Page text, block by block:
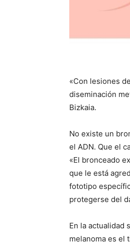
«Con lesiones
diseminación
Bizkaia.
No existe un
el ADN. Que el
«El bronceado
que le está
fototipo
protegerse del
En la actualidad
melanoma es el